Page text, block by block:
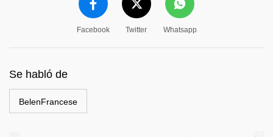
Facebook Twitter Whatsapp
Se habló de
BelenFrancese